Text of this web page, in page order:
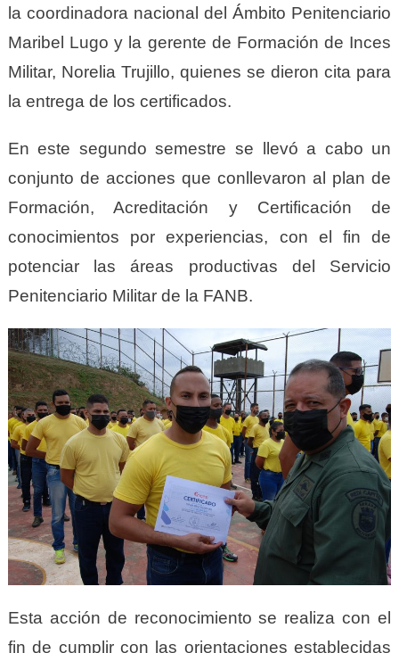
la coordinadora nacional del Ámbito Penitenciario
Maribel Lugo y la gerente de Formación de Inces
Militar, Norelia Trujillo, quienes se dieron cita para
la entrega de los certificados.
En este segundo semestre se llevó a cabo un
conjunto de acciones que conllevaron al plan de
Formación, Acreditación y Certificación de
conocimientos por experiencias, con el fin de
potenciar las áreas productivas del Servicio
Penitenciario Militar de la FANB.
Esta acción de reconocimiento se realiza con el
fin de cumplir con las orientaciones establecidas